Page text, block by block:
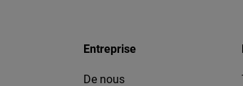
Entreprise
De nous